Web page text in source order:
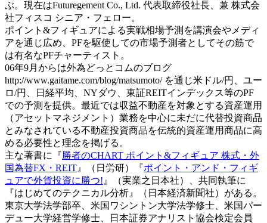
ぶ。現在はFuturegement Co., Ltd. 代表取締役社長、兼 株式会
社フィスコ シニア・フェロー。
ポイント&フィギュアによる実戦相場予測を講演会やメディ
アを通じ広め、PFを駆使しての市場予測者としてその筋で
は有名なPFチャーティスト。
06年9月からは外為どっとコムのブログ
http://www.gaitame.com/blog/matsumoto/ を通じ米ドル/円、ユー
ロ/円、日経平均、NYダウ、東証REITインデックス等のPF
での予測を提供。最近では収益不動産を対象とする資産運用
（アセットマネジメント）業務を中心に未だに代替投資商品
とみなされている不動産投資商品を伝統的資産運用商品に高
める必要性と理念を掲げる。
主な著書に『勝者のCHART ポイント&フィギュア 株式・外
国為替FX・REIT 』（日労研）『ポイント・アンド・フィギ
ュアで外貨投資に勝つ! 』（実業之日本社）、共同執筆に
『はじめてのテクニカル分析』（日本経済新聞社）がある。
東京大学法学部卒、米国ワシントン大学法学修士、米国パー
デュー大学経営学修士、日本証券アナリスト協会検定会員